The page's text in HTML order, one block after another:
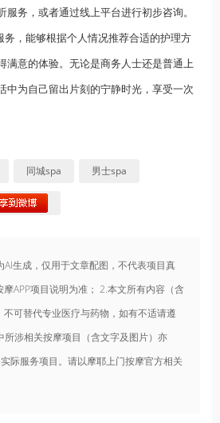
务，或者通过线上平台进行初步咨询。
务，能够根据个人情况推荐合适的护理方
满意的体验。无论是商务人士还是普通上
中为自己留出片刻的宁静时光，享受一次
同城spa 男士spa
生成，仅用于文章配图，不代表项目真
APP项目说明为准； 2.本文所有内容（含
可替代专业医疗与药物，如有不适请遵
所涉相关按摩项目（含文字及图片）亦
际服务项目。请以摩耶上门按摩官方相关